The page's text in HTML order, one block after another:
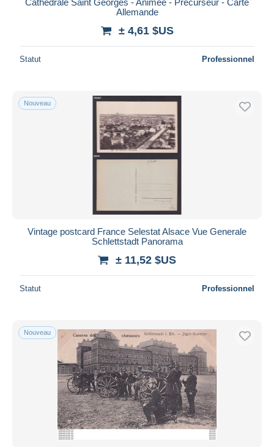
Allemande
± 4,61 $US
Statut Professionnel
Nouveau
Vintage postcard France Selestat Alsace Vue Generale
Schlettstadt Panorama
± 11,52 $US
Statut Professionnel
Nouveau